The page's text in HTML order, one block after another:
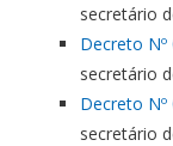
secretário
Decreto Nº
secretário
Decreto Nº
secretário